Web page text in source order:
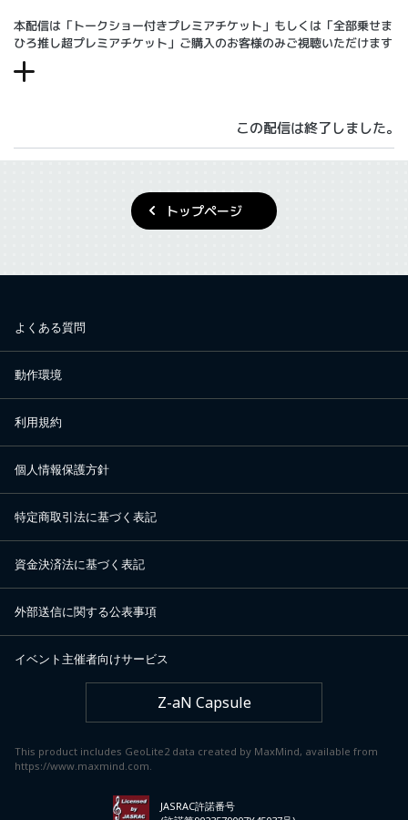
本配信は「トークショー付きプレミアチケット」もしくは「全部乗せま
ひろ推し超プレミアチケット」ご購入のお客様のみご視聴いただけます
この配信は終了しました。
トップページ
よくある質問
動作環境
利用規約
個人情報保護方針
特定商取引法に基づく表記
資金決済法に基づく表記
外部送信に関する公表事項
イベント主催者向けサービス
Z-aN Capsule
This product includes GeoLite2 data created by MaxMind, available from
https://www.maxmind.com.
JASRAC許諾番号